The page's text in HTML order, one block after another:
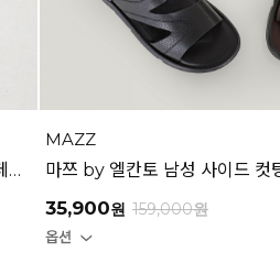
[박형식, 지창욱 착용] 마쯔 by 엘칸토 남성 페니 로퍼 3.5cm LCMD82I111
MAZZ
35,900원 159,000원